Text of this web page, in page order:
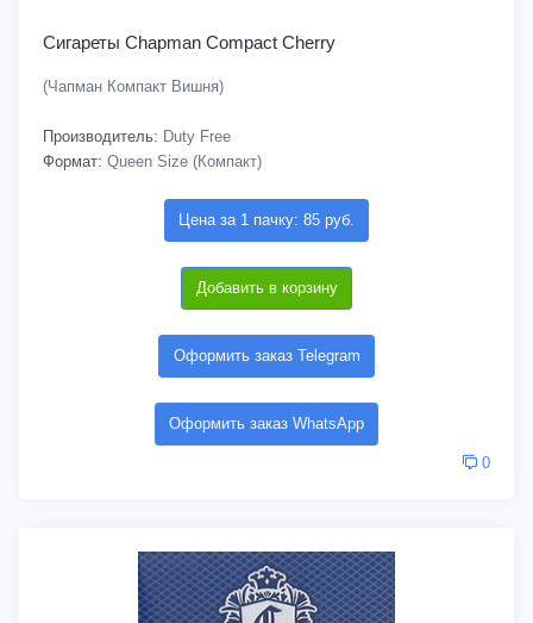
Сигареты Chapman Compact Cherry
(Чапман Компакт Вишня)
Производитель: Duty Free
Формат: Queen Size (Компакт)
Цена за 1 пачку: 85 руб.
Добавить в корзину
Оформить заказ Telegram
Оформить заказ WhatsApp
0